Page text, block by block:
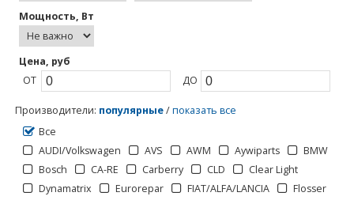
Мощность, Вт
Цена, руб
ОТ
ДО
Производители: популярные/показать все
Все
AUDI/Volkswagen
AVS AWM Aywiparts
BMW
Bosch
CA-RE Carberry CLD
Clear Light
Dynamatrix
Eurorepar FIAT/ALFA/LANCIA
Flosser
1 2 3 > >>